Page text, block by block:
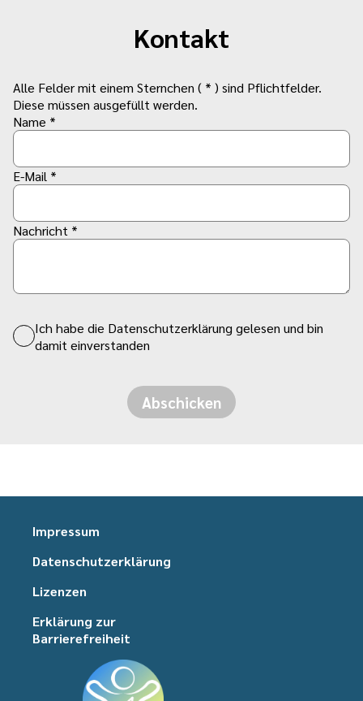
Kontakt
Alle Felder mit einem Sternchen ( * ) sind Pflichtfelder.
Diese müssen ausgefüllt werden.
Name *
E-Mail *
Nachricht *
Ich habe die Datenschutzerklärung gelesen und bin
damit einverstanden
Abschicken
Impressum
Datenschutzerklärung
Lizenzen
Erklärung zur
Barrierefreiheit